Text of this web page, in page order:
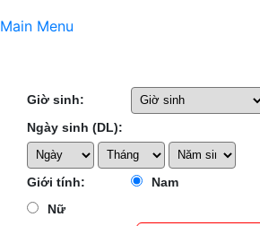
Main Menu
Giờ sinh:
Ngày sinh (DL):
Giới tính:
Nam
Nữ